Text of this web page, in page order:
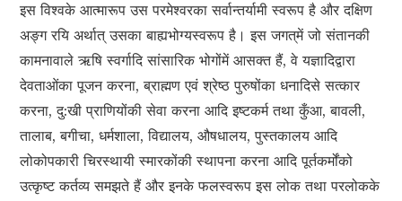
इस विश्वके आत्मारूप उस परमेश्वरका सर्वान्तर्यामी स्वरूप है और दक्षिण
अङ्ग रयि अर्थात् उसका बाह्यभोग्यस्वरूप है। इस जगत‍्में जो संतानकी
कामनावाले ऋषि स्वर्गादि सांसारिक भोगोंमें आसक्त हैं, वे यज्ञादिद्वारा
देवताओंका पूजन करना, ब्राह्मण एवं श्रेष्ठ पुरुषोंका धनादिसे सत्कार
करना, दु:खी प्राणियोंकी सेवा करना आदि इष्टकर्म तथा कुँआ, बावली,
तालाब, बगीचा, धर्मशाला, विद्यालय, औषधालय, पुस्तकालय आदि
लोकोपकारी चिरस्थायी स्मारकोंकी स्थापना करना आदि पूर्तकर्मोंको
उत्कृष्ट कर्तव्य समझते हैं और इनके फलस्वरूप इस लोक तथा परलोकके